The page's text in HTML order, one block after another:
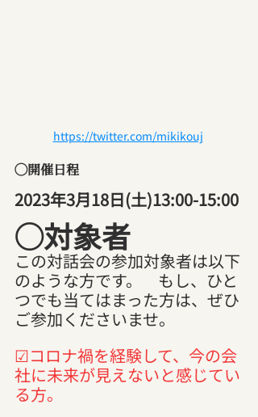
https://twitter.com/mikikouj
◯開催日程
2023年3月18日(土)13:00-15:00
◯対象者
この対話会の参加対象者は以下
のような方です。　もし、ひと
つでも当てはまった方は、ぜひ
ご参加くださいませ。
☑コロナ禍を経験して、今の会
社に未来が見えないと感じてい
る方。